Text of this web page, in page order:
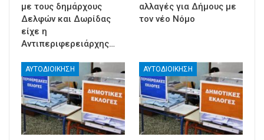
με τους δημάρχους
Δελφών και Δωρίδας
είχε η
Αντιπεριφερειάρχης…
αλλαγές για Δήμους με
τον νέο Νόμο
ΑΥΤΟΔΙΟΙΚΗΣΗ ΑΥΤΟΔΙΟΙΚΗΣΗ